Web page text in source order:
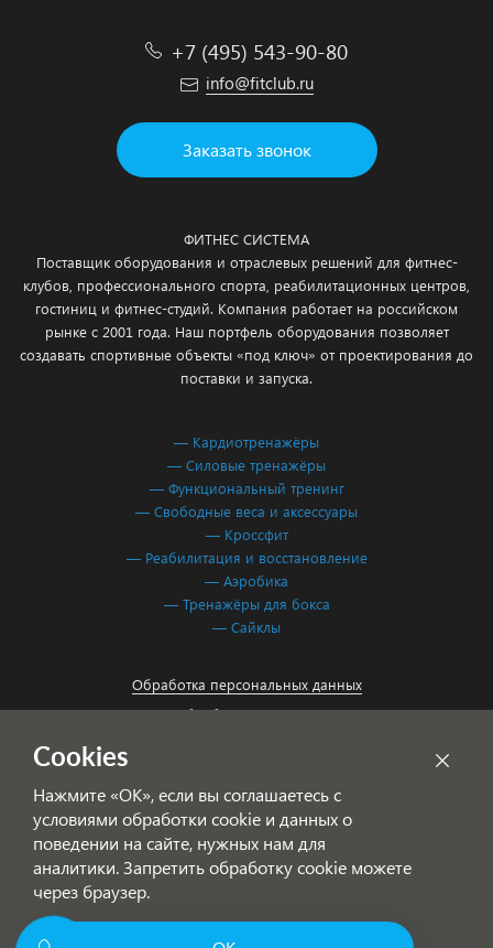
+7 (495) 543-90-80
info@fitclub.ru
Заказать звонок
ФИТНЕС СИСТЕМА
Поставщик оборудования и отраслевых решений для фитнес-
клубов, профессионального спорта, реабилитационных центров,
гостиниц и фитнес-студий. Компания работает на российском
рынке с 2001 года. Наш портфель оборудования позволяет
создавать спортивные объекты «под ключ» от проектирования до
поставки и запуска.
— Кардиотренажёры
— Силовые тренажёры
— Функциональный тренинг
— Свободные веса и аксессуары
— Кроссфит
— Реабилитация и восстановление
— Аэробика
— Тренажёры для бокса
— Сайклы
Обработка персональных данных
Согласие на обработку персональных данных
© 2001-2026 Фитнес Система — спортивное оборудование для
Cookies
Нажмите «ОК», если вы соглашаетесь с
условиями обработки cookie и данных о
поведении на сайте, нужных нам для
аналитики. Запретить обработку cookie можете
через браузер.